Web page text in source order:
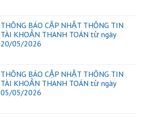
THÔNG BÁO CẬP NHẬT THÔNG TIN
TÀI KHOẢN THANH TOÁN từ ngày
20/05/2026
THÔNG BÁO CẬP NHẬT THÔNG TIN
TÀI KHOẢN THANH TOÁN từ ngày
05/05/2026